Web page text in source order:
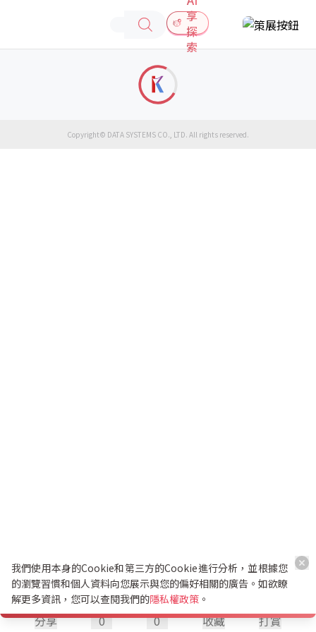
享
探
索
分享 0 0 收藏 打賞
Copyright© DATA SYSTEMS CO., LTD. All rights reserved.
我們使用本身的Cookie和第三方的Cookie進行分析，並根據您
的瀏覽習慣和個人資料向您展示與您的偏好相關的廣告。如欲瞭
解更多資訊，您可以查閱我們的隱私權政策 。